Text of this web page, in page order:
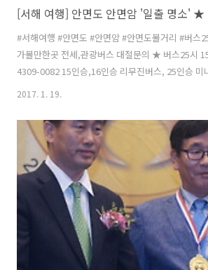
#서해여행 #안면도 #안면암 #안면도볼거리 #버스
가볼만한곳 전세,관광버스 대절문의 ★ 버스25시
4309-0082 15인승,16인승 리무진버스, 25인승 미
31석, 45인승, 소형버스우등, 우등버스 대여, 렌탈
2017. 1. 19.